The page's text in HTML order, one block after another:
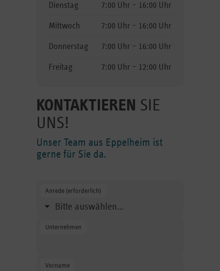
Dienstag 7:00 Uhr – 16:00 Uhr
Mittwoch 7:00 Uhr – 16:00 Uhr
Donnerstag 7:00 Uhr – 16:00 Uhr
Freitag 7:00 Uhr – 12:00 Uhr
KONTAKTIEREN SIE
UNS!
Unser Team aus Eppelheim ist
gerne für Sie da.
Anrede (erforderlich)
Unternehmen
Vorname